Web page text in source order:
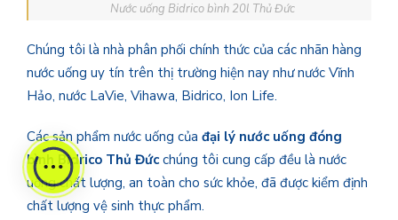
Nước uống Bidrico bình 20l Thủ Đức
Chúng tôi là nhà phân phối chính thức của các nhãn hàng
nước uống uy tín trên thị trường hiện nay như nước Vĩnh
Hảo, nước LaVie, Vihawa, Bidrico, Ion Life.
Các sản phẩm nước uống của đại lý nước uống đóng
bình Bidrico Thủ Đức chúng tôi cung cấp đều là nước
uống chất lượng, an toàn cho sức khỏe, đã được kiểm định
chất lượng vệ sinh thực phẩm.